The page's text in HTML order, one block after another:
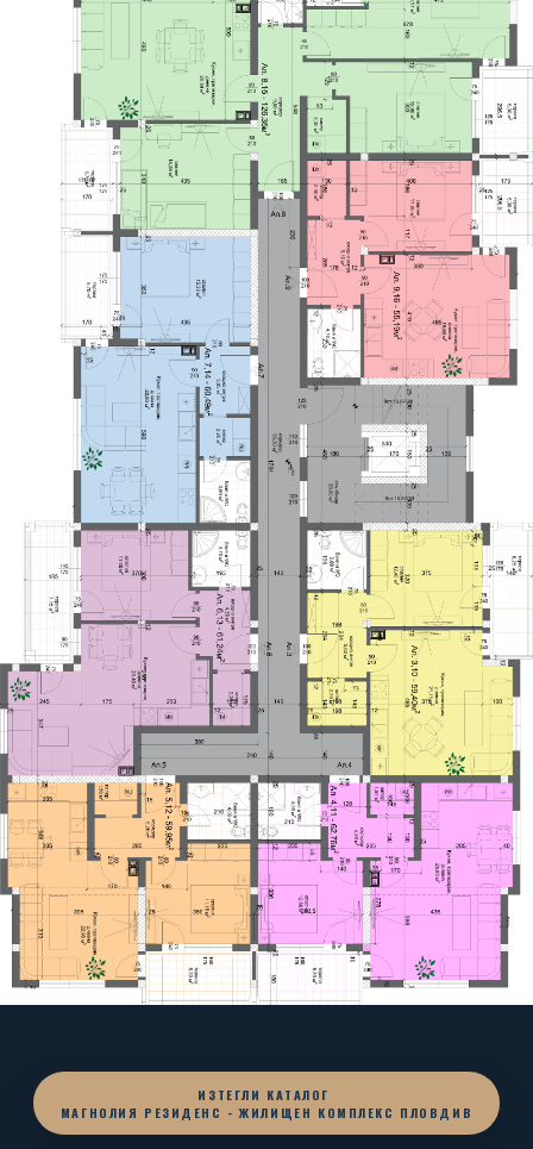
ИЗТЕГЛИ КАТАЛОГ
МАГНОЛИЯ РЕЗИДЕНС - ЖИЛИЩЕН КОМПЛЕКС ПЛОВДИВ